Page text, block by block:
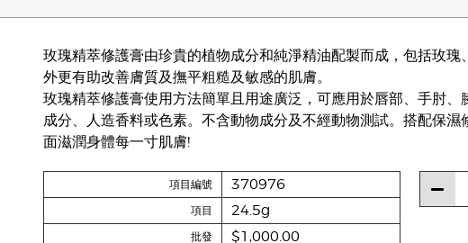
玫瑰精萃修護膏由珍貴的植物成分和純淨精油配製而成，包括玫
外更有助改善膚質及撫平粗糙及敏感的肌膚。
玫瑰精萃修護膏使用方法簡單且用途廣泛，可應用於唇部、手肘
成分、人造香料或色素。不含動物成分及不經動物測試。搭配保
面滋潤身體每一寸肌膚!
項目編號 370976
項目 24.5g
批發 $1,000.00